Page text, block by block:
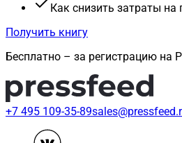
Как снизить затраты
Получить книгу
Бесплатно – за регистрацию на
+7 495 109-35-89